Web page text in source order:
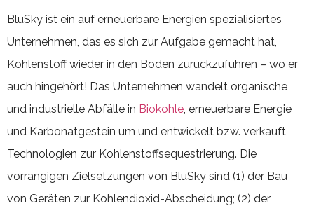
BluSky ist ein auf erneuerbare Energien spezialisiertes
Unternehmen, das es sich zur Aufgabe gemacht hat,
Kohlenstoff wieder in den Boden zurückzuführen – wo er
auch hingehört! Das Unternehmen wandelt organische
und industrielle Abfälle in Biokohle , erneuerbare Energie
und Karbonatgestein um und entwickelt bzw. verkauft
Technologien zur Kohlenstoffsequestrierung. Die
vorrangigen Zielsetzungen von BluSky sind (1) der Bau
von Geräten zur Kohlendioxid-Abscheidung; (2) der